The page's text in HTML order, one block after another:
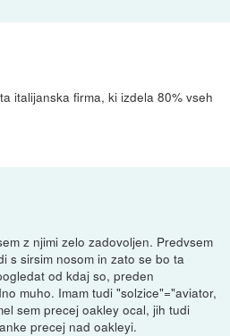
italijanska firma, ki izdela 80% vseh
z njimi zelo zadovoljen. Predvsem
s sirsim nosom in zato se bo ta
od kdaj so, preden
muho. Imam tudi "solzice"="aviator,
sem precej oakley ocal, jih tudi
precej nad oakleyi.